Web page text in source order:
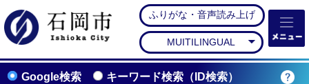
石岡市公式ホームペー
ふりがな・音声読み上げ
MUITILINGUAL
Google検索 キーワード検索（ID検索）